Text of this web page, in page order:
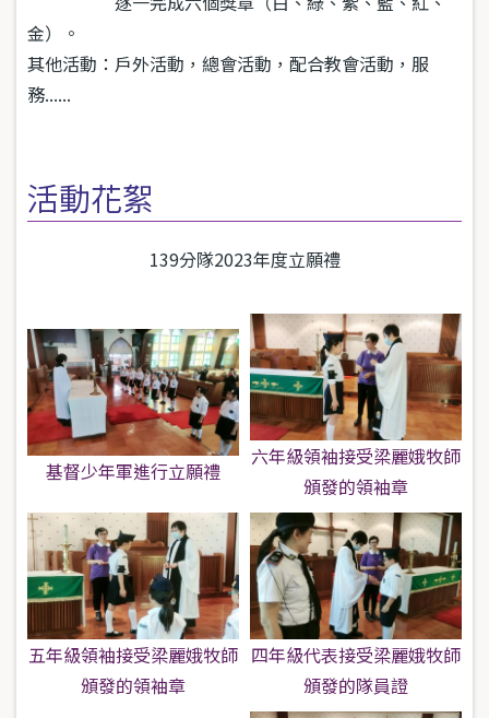
金）。
其他活動：戶外活動，總會活動，配合教會活動，服
務......
活動花絮
139分隊2023年度立願禮
基督少年軍進行立願禮
六年級領袖接受梁麗娥牧師
頒發的領袖章
五年級領袖接受梁麗娥牧師
頒發的領袖章
四年級代表接受梁麗娥牧師
頒發的隊員證